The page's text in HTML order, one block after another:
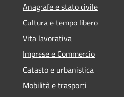
Anagrafe e stato civile
Cultura e tempo libero
Vita lavorativa
Imprese e Commercio
Catasto e urbanistica
Mobilità e trasporti